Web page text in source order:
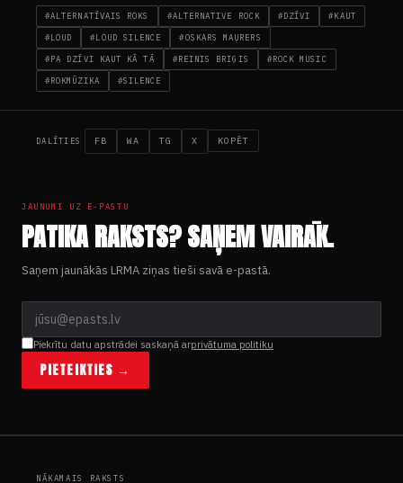
#ALTERNATĪVAIS ROKS #ALTERNATIVE ROCK #DZĪVI #KAUT
#LOUD #LOUD SILENCE #OSKARS MAURERS
#PA DZĪVI KAUT KĀ TĀ #REINIS BRIĢIS #ROCK MUSIC
#ROKMŪZIKA #SILENCE
DALĪTIES FB WA TG X KOPĒT
JAUNUMI UZ E-PASTU
PATIKA RAKSTS? SAŅEM VAIRĀK.
Saņem jaunākās LRMA ziņas tieši savā e-pastā.
Piekrītu datu apstrādei saskaņā arprivātuma politiku
PIETEIKTIES →
NĀKAMAIS RAKSTS